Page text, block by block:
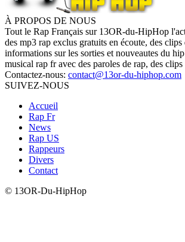
À PROPOS DE NOUS
Tout le Rap Français sur 13OR-du-HipHop
des mp3 rap exclus gratuits en écoute, des
informations sur les sorties et nouveautes du
musical rap fr avec des paroles de rap, des
Contactez-nous: contact@13or-du-hiphop.com
SUIVEZ-NOUS
Accueil
Rap Fr
News
Rap US
Rappeurs
Divers
Contact
© 13OR-Du-HipHop